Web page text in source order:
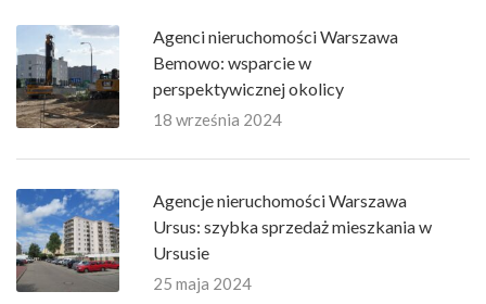
Agenci nieruchomości Warszawa
Bemowo: wsparcie w
perspektywicznej okolicy
18 września 2024
Agencje nieruchomości Warszawa
Ursus: szybka sprzedaż mieszkania w
Ursusie
25 maja 2024